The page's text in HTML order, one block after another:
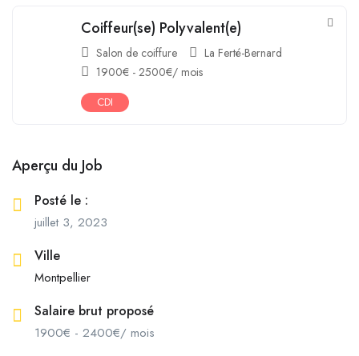
Coiffeur(se) Polyvalent(e)
Salon de coiffure
La Ferté-Bernard
1900€ - 2500€/ mois
CDI
Aperçu du Job
Posté le :
juillet 3, 2023
Ville
Montpellier
Salaire brut proposé
1900€ - 2400€/ mois